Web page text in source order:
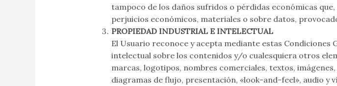
tampoco de los daños sufridos o pérdidas económicas
perjuicios económicos, materiales o sobre datos,
PROPIEDAD INDUSTRIAL E INTELECTUAL
El Usuario reconoce y acepta mediante estas
intelectual sobre los contenidos y/o cualesquiera otros
marcas, logotipos, nombres comerciales, textos,
diagramas de flujo, presentación, «look-and-feel», audio y